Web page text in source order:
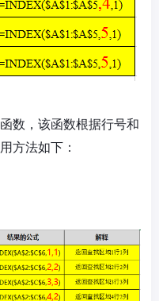
数，该函数根据行号和
方法如下：